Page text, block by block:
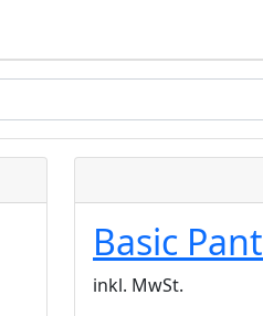
Basic
inkl. MwSt.